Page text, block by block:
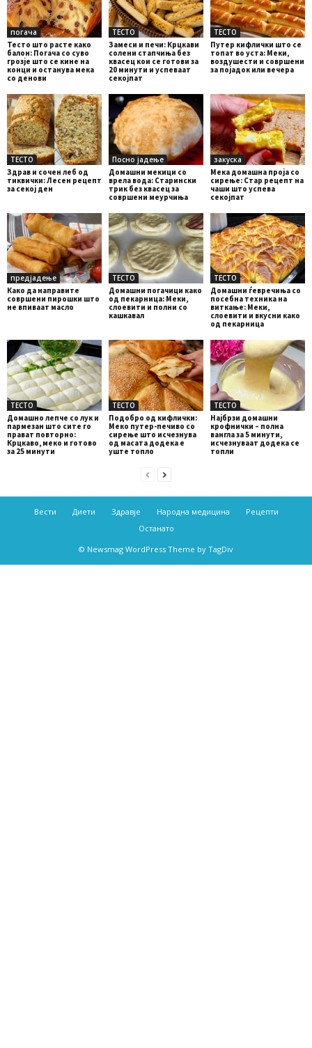
погача
Тесто што расте како
балон: Погача со суво
грозје што се кине на
конци и останува мека
со денови
ТЕСТО
Замеси и печи: Крцкави
солени стапчиња без
квасец кои се готови за
20 минути и успеваат
секојпат
ТЕСТО
Путер кифлички што се
топат во уста: Меки,
воздушести и совршени
за појадок или вечера
ТЕСТО
Здрав и сочен леб од
тиквички: Лесен рецепт
за секој ден
Посно јадење
Домашни мекици со
врела вода: Старински
трик без квасец за
совршени меурчиња
закуска
Мека домашна проја со
сирење: Стар рецепт на
чаши што успева
секојпат
предјадење
Како да направите
совршени пирошки што
не впиваат масло
ТЕСТО
Домашни погачици како
од пекарница: Меки,
слоевити и полни со
кашкавал
ТЕСТО
Домашни ѓевречиња со
посебна техника на
виткање: Меки,
слоевити и вкусни како
од пекарница
ТЕСТО
Домашно лепче со лук и
пармезан што сите го
прават повторно:
Крцкаво, меко и готово
за 25 минути
ТЕСТО
Подобро од кифлички:
Меко путер-печиво со
сирење што исчезнува
од масата додека е
уште топло
ТЕСТО
Најбрзи домашни
крофнички – полна
вангла за 5 минути,
исчезнуваат додека се
топли
Вести Диети Здравје Народна медицина
Рецепти
Останато
© Newsmag WordPress Theme by TagDiv